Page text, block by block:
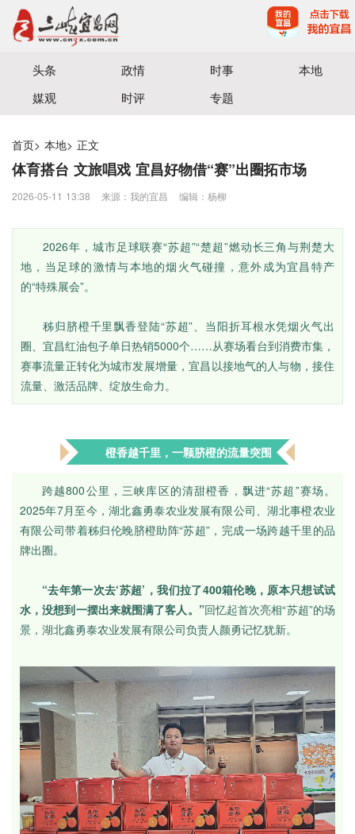
宜昌三峡融媒体中心主办
头条 政情 时事
本地
媒观
时评 专题
首页> 本地> 正文
体育搭台 文旅唱戏 宜昌好物借“赛”出圈拓市场
2026-05-11 13:38 来源：我的宜昌 编辑：杨柳
2026年，城市足球联赛“苏超”“楚超”燃动长三角与荆楚大
地，当足球的激情与本地的烟火气碰撞，意外成为宜昌特产
的“特殊展会”。
秭归脐橙千里飘香登陆“苏超”、当阳折耳根水凭烟火气出
圈、宜昌红油包子单日热销5000个……从赛场看台到消费市集，
赛事流量正转化为城市发展增量，宜昌以接地气的人与物，接住
流量、激活品牌、绽放生命力。
橙香越千里，一颗脐橙的流量突围
跨越800公里，三峡库区的清甜橙香，飘进“苏超”赛场。
2025年7月至今，湖北鑫勇泰农业发展有限公司、湖北事橙农业
有限公司带着秭归伦晚脐橙助阵“苏超”，完成一场跨越千里的品
牌出圈。
“去年第一次去‘苏超’，我们拉了400箱伦晚，原本只想试试
水，没想到一摆出来就围满了客人。”回忆起首次亮相“苏超”的场
景，湖北鑫勇泰农业发展有限公司负责人颜勇记忆犹新。